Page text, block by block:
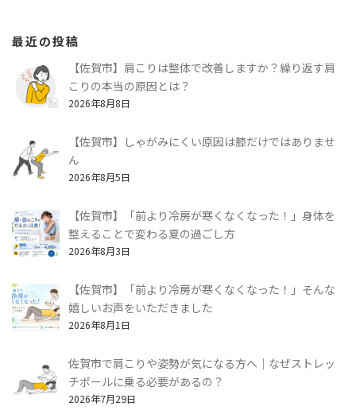
最近の投稿
【佐賀市】肩こりは整体で改善しますか？繰り返す肩
こりの本当の原因とは？
2026年8月8日
【佐賀市】しゃがみにくい原因は膝だけではありませ
ん
2026年8月5日
【佐賀市】「前より冷房が寒くなくなった！」身体を
整えることで変わる夏の過ごし方
2026年8月3日
【佐賀市】「前より冷房が寒くなくなった！」そんな
嬉しいお声をいただきました
2026年8月1日
佐賀市で肩こりや姿勢が気になる方へ｜なぜストレッ
チポールに乗る必要があるの？
2026年7月29日